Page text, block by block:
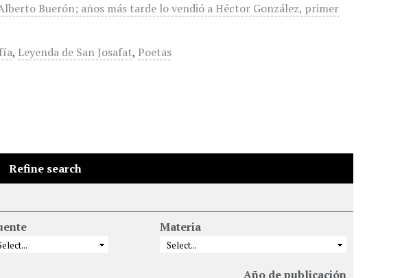
Buerón; años más tarde lo vendió a Héctor González, primer
, Leyenda de San Josafat, Poetas
Refine search
Materia
Año de publicación